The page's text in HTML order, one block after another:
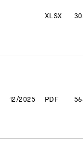
XLSX
12/2025 PDF